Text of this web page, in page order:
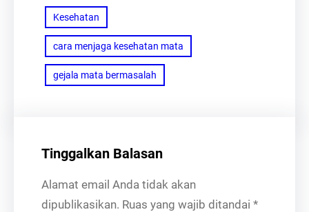
Kesehatan
cara menjaga kesehatan mata
gejala mata bermasalah
Tinggalkan Balasan
Alamat email Anda tidak akan
dipublikasikan. Ruas yang wajib ditandai *